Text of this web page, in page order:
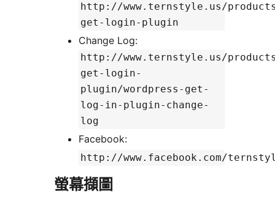
http://www.ternstyle.us/
get-login-plugin
Change Log:
http://www.ternstyle.us/
get-login-
plugin/wordpress-get-
log-in-plugin-change-
log
Facebook:
http://www.facebook.com/
螢幕擷圖